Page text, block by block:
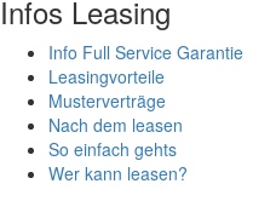
Infos Leasing
Info Full Service Garantie
Leasingvorteile
Musterverträge
Nach dem leasen
So einfach gehts
Wer kann leasen?